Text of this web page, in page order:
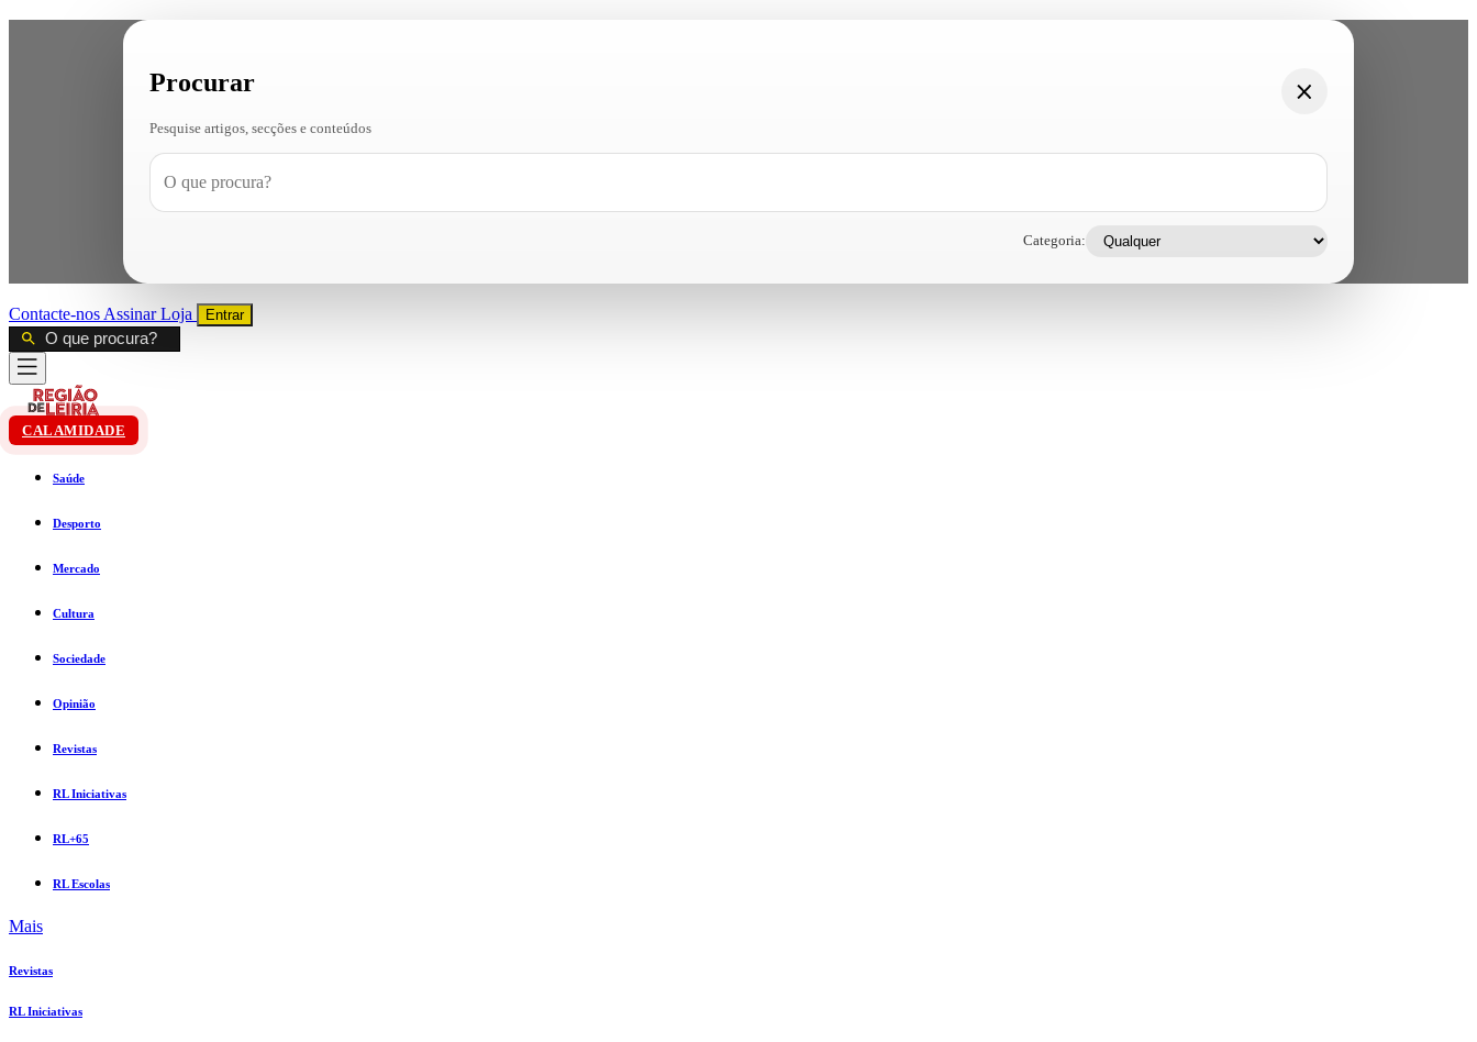
Procurar
Pesquise artigos, secções e conteúdos
Categoria:
Contacte-nos AssinarLoja Entrar
CALAMIDADE
Saúde
Desporto
Mercado
Cultura
Sociedade
Opinião
Revistas
RL Iniciativas
RL+65
RL Escolas
Mais
Revistas
RL Iniciativas